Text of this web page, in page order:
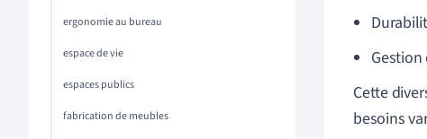
ergonomie au bureau
espace de vie
espaces publics
fabrication de meubles
Cette
besoins